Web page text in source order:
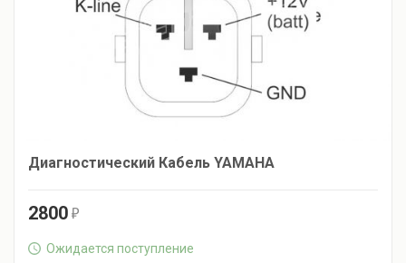
Диагностический Кабель YAMAHA
2800 r
Ожидается поступление